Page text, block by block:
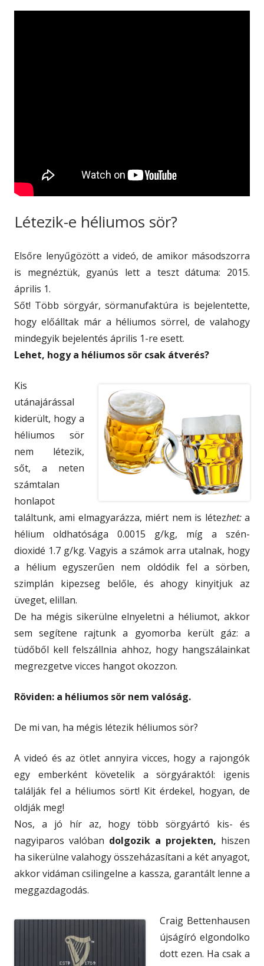
Létezik-e héliumos sör?
Elsőre lenyűgözött a videó, de amikor másodszorra
is megnéztük, gyanús lett a teszt dátuma: 2015.
április 1.
Sőt! Több sörgyár, sörmanufaktúra is bejelentette,
hogy előálltak már a héliumos sörrel, de valahogy
mindegyik bejelentés április 1-re esett.
Lehet, hogy a héliumos sör csak átverés?
Kis
utánajárással
kiderült, hogy a
héliumos sör
nem létezik,
sőt, a neten
számtalan
honlapot
találtunk, ami elmagyarázza, miért nem is létezhet:a
hélium oldhatósága 0.0015 g/kg, míg a szén-
dioxidé 1.7 g/kg. Vagyis a számok arra utalnak, hogy
a hélium egyszerűen nem oldódik fel a sörben,
szimplán kipezseg belőle, és ahogy kinyitjuk az
üveget, elillan.
De ha mégis sikerülne elnyeletni a héliumot, akkor
sem segítene rajtunk a gyomorba került gáz: a
tüdőből kell felszállnia ahhoz, hogy hangszálainkat
megrezgetve vicces hangot okozzon.
Röviden: a héliumos sör nem valóság.
De mi van, ha mégis létezik héliumos sör?
A videó és az ötlet annyira vicces, hogy a rajongók
egy emberként követelik a sörgyáraktól: igenis
találják fel a héliumos sört! Kit érdekel, hogyan, de
oldják meg!
Nos, a jó hír az, hogy több sörgyártó kis- és
nagyiparos valóban dolgozik a projekten, hiszen
ha sikerülne valahogy összeházasítani a két anyagot,
akkor vidáman csilingelne a kassza, garantált lenne a
meggazdagodás.
Craig Bettenhausen
újságíró elgondolko
dott ezen. Ha csak a